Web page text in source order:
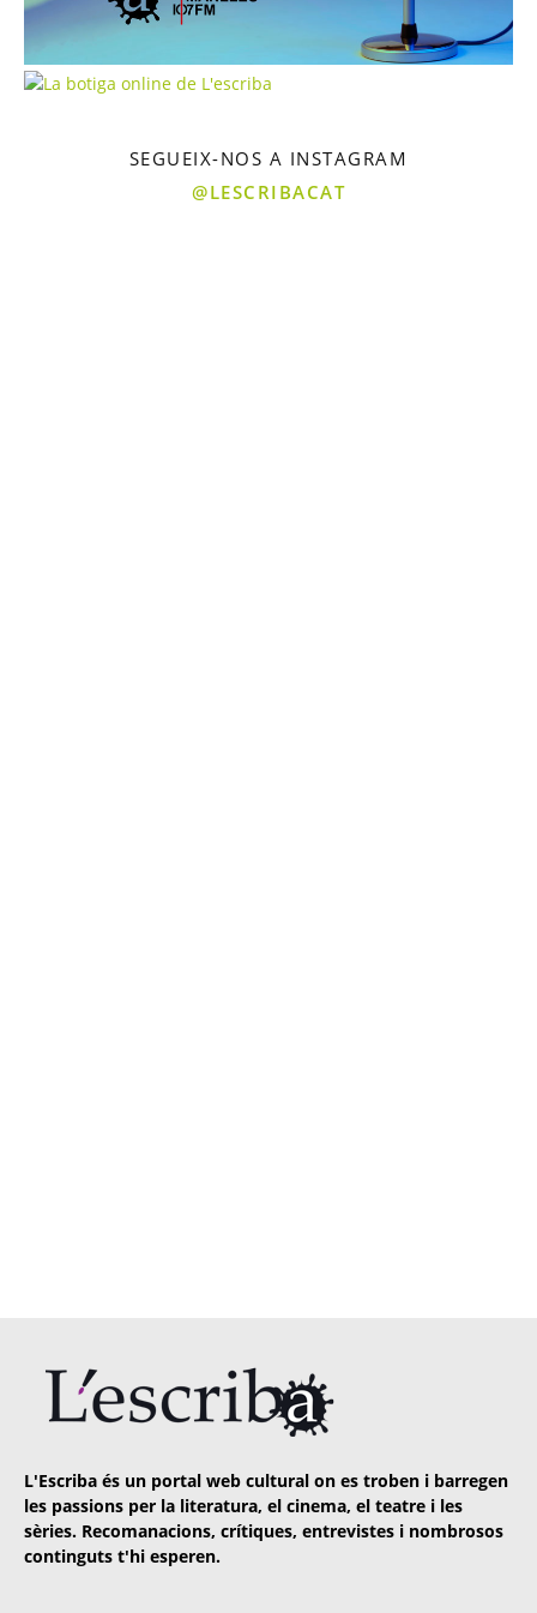
SEGUEIX-NOS A INSTAGRAM
@LESCRIBACAT
L'Escriba és un portal web cultural on es troben i barregen
les passions per la literatura, el cinema, el teatre i les
sèries. Recomanacions, crítiques, entrevistes i nombrosos
continguts t'hi esperen.